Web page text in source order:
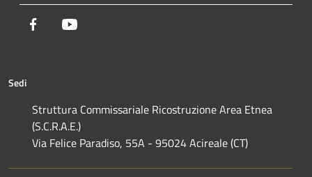
Facebook
Sedi
Struttura Commissariale Ricostruzione Area Etnea
(S.C.R.A.E.)
Via Felice Paradiso, 55A - 95024 Acireale (CT)